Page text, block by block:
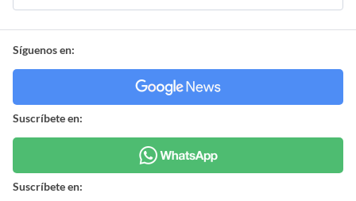
Síguenos en:
Suscríbete en:
Suscríbete en: